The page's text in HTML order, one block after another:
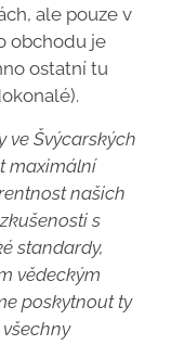
ale pouze v
obchodu je
ostatní tu
ve Švýcarských
maximální
našich
s
standardy,
vědeckým
poskytnout ty